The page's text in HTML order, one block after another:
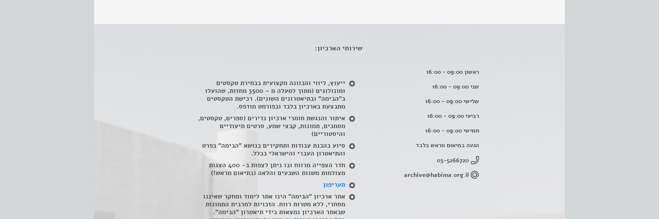
ראשון 09:00 - 16:00
שני 09:00 - 16:00
שלישי 09:00 - 16:00
רביעי 09:00 - 16:00
חמישי 09:00 - 16:00
הגעה בתיאום מראש בלבד
03-5266720
archive@habima.org.il
שירותי הארכיון:
ייעוץ, ליווי והכוונה מקצועית בבחירת טקסטים
ומונולוגים (מתוך למעלה מ – 3500 מחזות, שהועלו
ב"הבימה" ובתיאטרונים השונים). רכישת הטקסטים
מתבצעת בארכיון בלבד ובפורמט מודפס.
איתור והנגשת חומרי ארכיון נדירים (ספרים, טקסטים,
מסמכים, תמונות, קבצי שמע, סרטים תיעודיים
והיסטוריים)
סיוע בהכנת עבודות ותחקירים בנושא "הבימה" בפרט
והתיאטרון העברי והישראלי בכלל.
חדר הצפייה מרווח ובו ניתן לצפות ב- 400 הצגות
מצולמות משנות השבעים והלאה (בתיאום מראש!)
תעריפון
אתר ארכיון "הבימה" הינו אתר לימוד ומחקר שאיננו
מסחרי, ללא מטרות רווח. הזכויות למרבית התמונות
שבאתר הארכיון נמצאות בידי תיאטרון "הבימה".